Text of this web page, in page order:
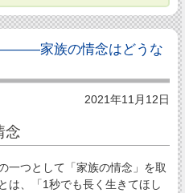
家族の情念はどうな
2021年11月12日
念
一つとして「家族の情念」を取
は、「1秒でも長く生きてほし